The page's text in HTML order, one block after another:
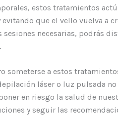
estos tratamientos
que el vello vuelva a
sesiones necesarias, podrás
someterse a estos
láser o luz pulsada
en riesgo la salud de
y seguir las